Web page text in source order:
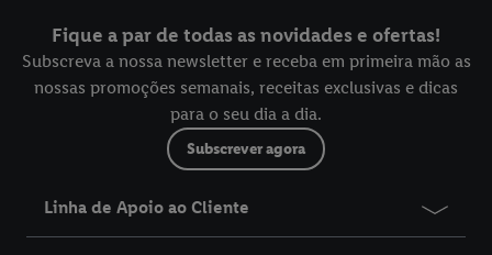
Fique a par de todas as novidades e ofertas!
Subscreva a nossa newsletter e receba em primeira mão as
nossas promoções semanais, receitas exclusivas e dicas
para o seu dia a dia.
Subscrever agora
Linha de Apoio ao Cliente